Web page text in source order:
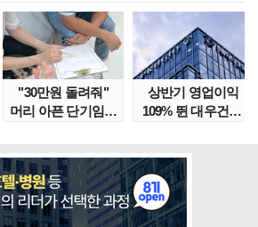
"30만원 돌려줘"
머리 아픈 단기임대
상반기 영업이익
109% 뛴 대우건설,